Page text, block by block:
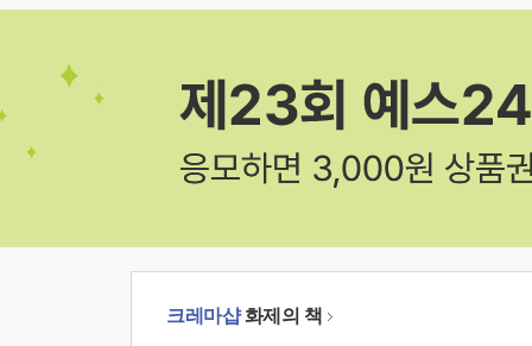
크레마샵화제의 책